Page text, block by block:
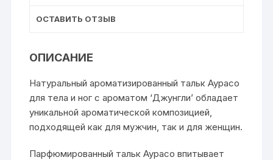
ОСТАВИТЬ ОТЗЫВ
ОПИСАНИЕ
Натуральный ароматизированный тальк Аурасо
для тела и ног с ароматом ‘Джунгли’ обладает
уникальной ароматической композицией,
подходящей как для мужчин, так и для женщин.
Парфюмированный тальк Аурасо впитывает